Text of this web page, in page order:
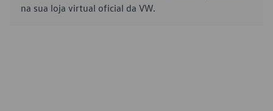
na sua loja virtual oficial da VW.